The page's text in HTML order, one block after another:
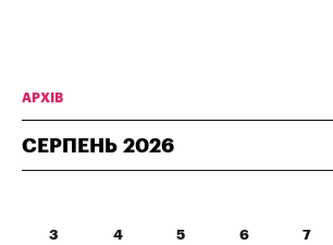
АРХІВ
СЕРПЕНЬ 2026
3 4 5 6 7